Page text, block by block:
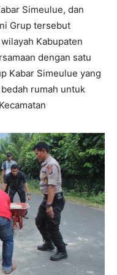
Simeulue, dan
Grup tersebut
Kabupaten
dengan satu
Kabar Simeulue yang
rumah untuk